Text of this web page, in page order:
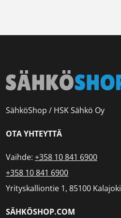
SähköShop / HSK Sähkö Oy
OTA YHTEYTTÄ
Vaihde: +358 10 841 6900
+358 10 841 6900
Yrityskalliontie 1, 85100 Kalajoki
SÄHKÖSHOP.COM